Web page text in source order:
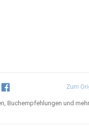
Zum
Buchempfehlungen und